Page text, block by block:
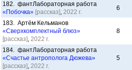
182. фантЛабораторная работа
«Побочка» [рассказ], 2022 г.
6
183. Артём Кельманов
«Сверхкомплектный блюз»
[рассказ], 2022 г.
8
184. фантЛабораторная работа
«Счастье антрополога Дюжева»
[рассказ], 2022 г.
5